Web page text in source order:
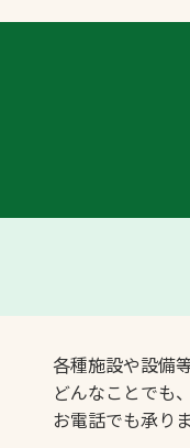
各種施設や設備
どんなことでも
お電話でも承り